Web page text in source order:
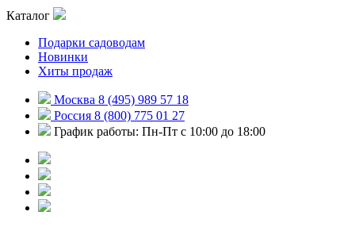
Каталог
Подарки садоводам
Новинки
Хиты продаж
Москва 8 (495) 989 57 18
Россия 8 (800) 775 01 27
График работы: Пн-Пт с 10:00 до 18:00